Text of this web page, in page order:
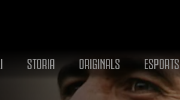
STORIA ORIGINALS ESPORTS